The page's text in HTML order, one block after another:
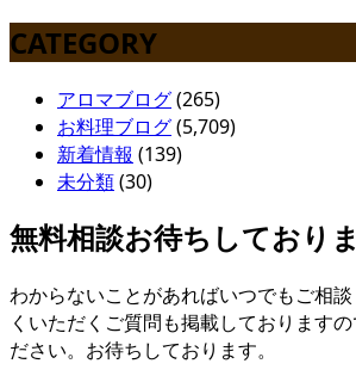
CATEGORY
アロマブログ(265)
お料理ブログ(5,709)
新着情報 (139)
未分類(30)
無料相談お待ちしており
わからないことがあればいつでもご相
くいただくご質問も掲載しております
ださい。お待ちしております。